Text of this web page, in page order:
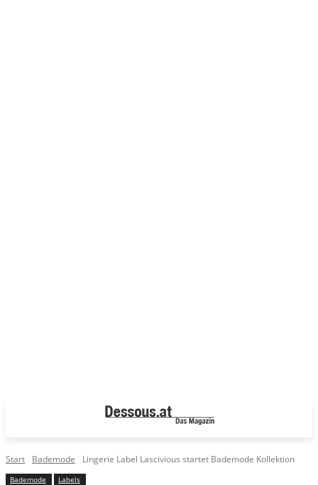
Start Bademode Lingerie Label Lascivious startet Bademode Kollektion
Bademode Labels